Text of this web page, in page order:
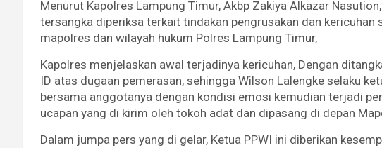
Menurut Kapolres Lampung Timur, Akbp Zakiya Alkazar
tersangka diperiksa terkait tindakan pengrusakan dan kericuhan
mapolres dan wilayah hukum Polres Lampung Timur,
Kapolres menjelaskan awal terjadinya kericuhan, Dengan
ID atas dugaan pemerasan, sehingga Wilson Lalengke selaku
bersama anggotanya dengan kondisi emosi kemudian terjadi
ucapan yang di kirim oleh tokoh adat dan dipasang di depan
Dalam jumpa pers yang di gelar, Ketua PPWI ini diberikan